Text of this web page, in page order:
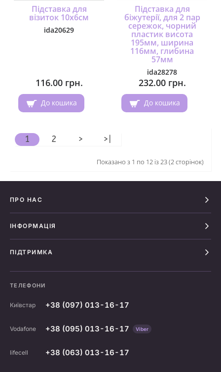
Підставка для
візиток 10х6см
ida20629
116.00 грн.
До кошика
Підставка для
біжутерії, для 2 пар
сережок, чорний
пластик висота
195мм, ширина
116мм, глибина
57мм
ida28278
232.00 грн.
До кошика
1 2 > >|
Показано з 1 по 12 із 23 (2 сторінок)
ПРО НАС
ІНФОРМАЦІЯ
ПІДТРИМКА
ТЕЛЕФОНИ
Київстар +38 (097) 013-16-17
Vodafone +38 (095) 013-16-17 Viber
lifecell +38 (063) 013-16-17